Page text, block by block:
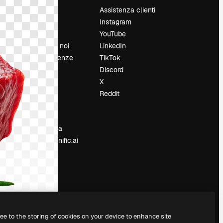
Chi siamo
Lavora con noi
Cerca tendenze
Blog
Eventi
Slidesgo
Sala stampa
Cerchi magnific.ai
Assistenza clienti
Instagram
YouTube
LinkedIn
TikTok
Discord
X
Reddit
to the storing of cookies on your device to enhance site